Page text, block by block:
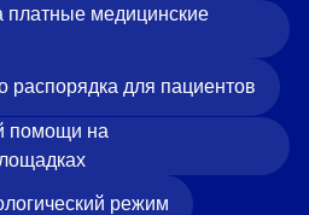
платные медицинские
распорядка для пациентов
помощи на
режим